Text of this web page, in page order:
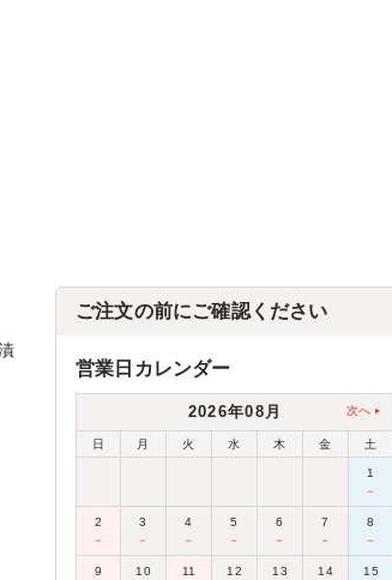
ご注文の前にご確認ください
営業日カレンダー
2026年08月 次へ
日 月 火 水 木 金 土
1
－
2
－
3
－
4
－
5
－
6
－
7
－
8
－
9
10
11
12
13
14
15